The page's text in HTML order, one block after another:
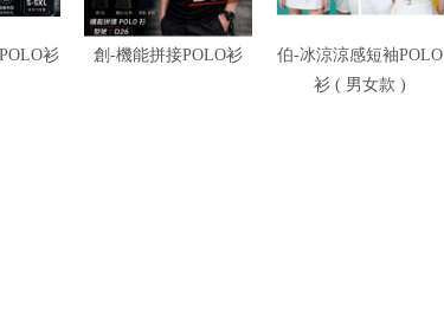
衫 創-機能拼接POLO衫
伯-冰涼涼感短袖POLO
衫 ( 男女款 )